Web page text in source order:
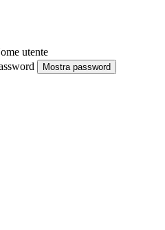
utente
Mostra password